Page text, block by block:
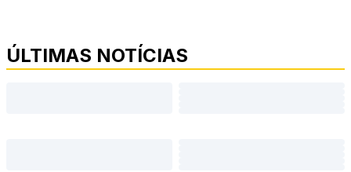
ÚLTIMAS NOTÍCIAS